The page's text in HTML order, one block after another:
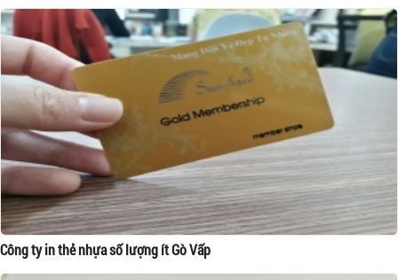
Công ty in thẻ nhựa số lượng ít Gò Vấp